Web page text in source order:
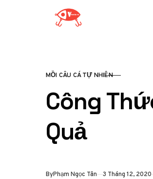
CATEGORY
MỒI CÂU CÁ TỰ NHIÊN
Công
Quả
ByPhạm Ngọc Tân Published
3 Tháng 12, 2020